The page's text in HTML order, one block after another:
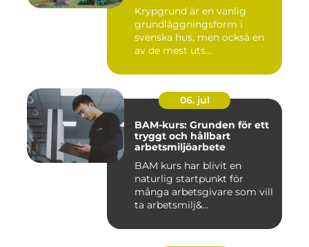
Krypgrund är en vanlig
grundläggningsform i
svenska hus, men också en
av de mest uts...
06. jul
BAM-kurs: Grunden för ett
tryggt och hållbart
arbetsmiljöarbete
BAM kurs har blivit en
naturlig startpunkt för
många arbetsgivare som vill
ta arbetsmilj&...